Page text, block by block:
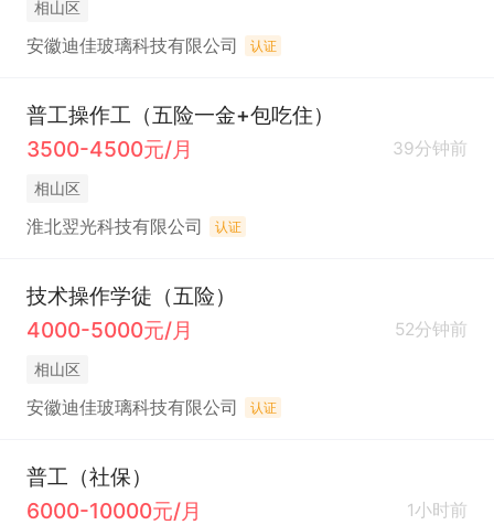
相山区
安徽迪佳玻璃科技有限公司 认证
普工操作工（五险一金+包吃住）
3500-4500元/月
39分钟前
相山区
淮北翌光科技有限公司 认证
技术操作学徒（五险）
4000-5000元/月
52分钟前
相山区
安徽迪佳玻璃科技有限公司 认证
普工（社保）
6000-10000元/月
1小时前